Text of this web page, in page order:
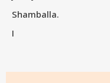
Shamballa.
I